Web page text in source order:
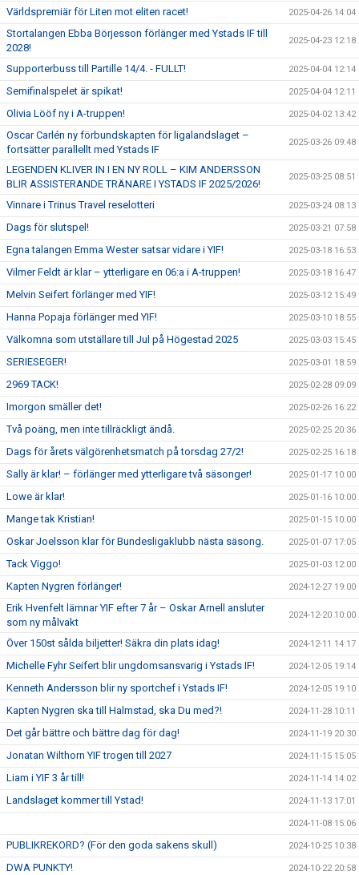
Världspremiär för Liten mot eliten racet! 2025-04-26 14:04
Stortalangen Ebba Börjesson förlänger med Ystads IF till
2028!
2025-04-23 12:18
Supporterbuss till Partille 14/4. - FULLT! 2025-04-04 12:14
Semifinalspelet är spikat! 2025-04-04 12:11
Olivia Lööf ny i A-truppen! 2025-04-02 13:42
Oscar Carlén ny förbundskapten för ligalandslaget –
fortsätter parallellt med Ystads IF
2025-03-26 09:48
LEGENDEN KLIVER IN I EN NY ROLL – KIM ANDERSSON
BLIR ASSISTERANDE TRÄNARE I YSTADS IF 2025/2026!
2025-03-25 08:51
Vinnare i Trinus Travel reselotteri 2025-03-24 08:13
Dags för slutspel! 2025-03-21 07:58
Egna talangen Emma Wester satsar vidare i YIF! 2025-03-18 16:53
Vilmer Feldt är klar – ytterligare en 06:a i A-truppen! 2025-03-18 16:47
Melvin Seifert förlänger med YIF! 2025-03-12 15:49
Hanna Popaja förlänger med YIF! 2025-03-10 18:55
Välkomna som utställare till Jul på Högestad 2025 2025-03-03 15:45
SERIESEGER! 2025-03-01 18:59
2969 TACK! 2025-02-28 09:09
Imorgon smäller det! 2025-02-26 16:22
Två poäng, men inte tillräckligt ändå. 2025-02-25 20:36
Dags för årets välgörenhetsmatch på torsdag 27/2! 2025-02-25 16:18
Sally är klar! – förlänger med ytterligare två säsonger! 2025-01-17 10:00
Lowe är klar! 2025-01-16 10:00
Mange tak Kristian! 2025-01-15 10:00
Oskar Joelsson klar för Bundesligaklubb nästa säsong. 2025-01-07 17:05
Tack Viggo! 2025-01-03 12:00
Kapten Nygren förlänger! 2024-12-27 19:00
Erik Hvenfelt lämnar YIF efter 7 år – Oskar Arnell ansluter
som ny målvakt
2024-12-20 10:00
Över 150st sålda biljetter! Säkra din plats idag! 2024-12-11 14:17
Michelle Fyhr Seifert blir ungdomsansvarig i Ystads IF! 2024-12-05 19:14
Kenneth Andersson blir ny sportchef i Ystads IF! 2024-12-05 19:10
Kapten Nygren ska till Halmstad, ska Du med?! 2024-11-28 10:11
Det går bättre och bättre dag för dag! 2024-11-19 20:30
Jonatan Wilthorn YIF trogen till 2027 2024-11-15 15:05
Liam i YIF 3 år till! 2024-11-14 14:02
Landslaget kommer till Ystad! 2024-11-13 17:01
2024-11-08 15:06
PUBLIKREKORD? (För den goda sakens skull) 2024-10-25 10:38
DWA PUNKTY! 2024-10-22 20:58